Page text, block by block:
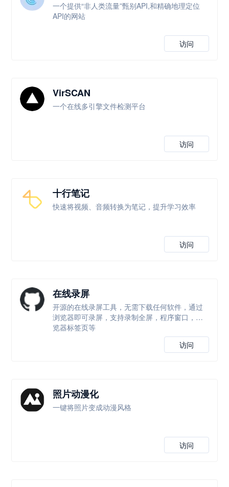
一个提供“非人类流量”甄别API,和精确地理定位
API的网站
访问
VirSCAN
一个在线多引擎文件检测平台
访问
十行笔记
快速将视频、音频转换为笔记，提升学习效率
访问
在线录屏
开源的在线录屏工具，无需下载任何软件，通过
浏览器即可录屏，支持录制全屏，程序窗口，浏
览器标签页等
访问
照片动漫化
一键将照片变成动漫风格
访问